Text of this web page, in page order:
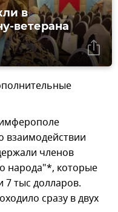
в
ветерана
взаимодействии
членов
народа"*, которые
7 тыс долларов.
сразу в двух